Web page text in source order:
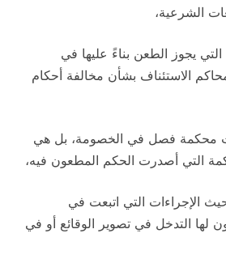
الشرعية،
يجوز الطعن بناءً عليها في
الاستئناف بشأن مخالفة أحكام
محكمة فصل في الخصومة، بل هي
التي أصدرت الحكم المطعون فيه،
الإجراءات التي اتبعت في
لها التدخل في تصوير الوقائع أو في